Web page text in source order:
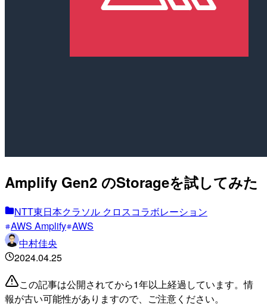
Amplify Gen2 のStorageを試してみた
NTT東日本クラソル クロスコラボレーション
AWS Amplify AWS
中村佳央
2024.04.25
この記事は公開されてから1年以上経過しています。情
報が古い可能性がありますので、ご注意ください。